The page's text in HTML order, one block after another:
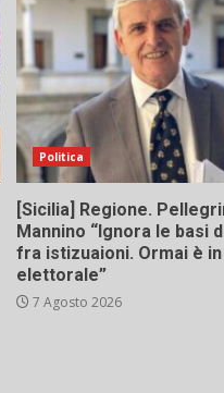
Politica
[Sicilia] Regione.
Mannino “Ignora le basi
fra istizuaioni. Ormai è
elettorale”
7 Agosto 2026